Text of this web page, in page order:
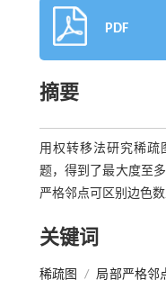
PDF
摘要
用权转移法研究稀疏
题，得到了最大度至
严格邻点可区别边色
关键词
稀疏图 / 局部严格邻